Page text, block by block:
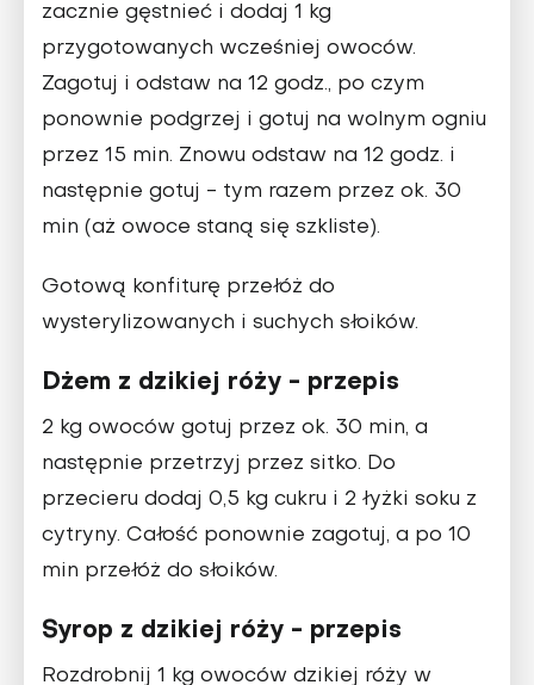
zacznie gęstnieć i dodaj 1 kg
przygotowanych wcześniej owoców.
Zagotuj i odstaw na 12 godz., po czym
ponownie podgrzej i gotuj na wolnym ogniu
przez 15 min. Znowu odstaw na 12 godz. i
następnie gotuj - tym razem przez ok. 30
min (aż owoce staną się szkliste).
Gotową konfiturę przełóż do
wysterylizowanych i suchych słoików.
Dżem z dzikiej róży - przepis
2 kg owoców gotuj przez ok. 30 min, a
następnie przetrzyj przez sitko. Do
przecieru dodaj 0,5 kg cukru i 2 łyżki soku z
cytryny. Całość ponownie zagotuj, a po 10
min przełóż do słoików.
Syrop z dzikiej róży - przepis
Rozdrobnij 1 kg owoców dzikiej róży w